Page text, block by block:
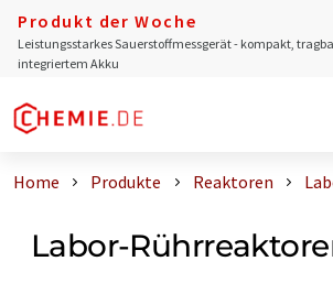
Produkt der Woche
Leistungsstarkes Sauerstoffmessgerät - kompakt,
integriertem Akku
Home Produkte Reaktoren
Labor-